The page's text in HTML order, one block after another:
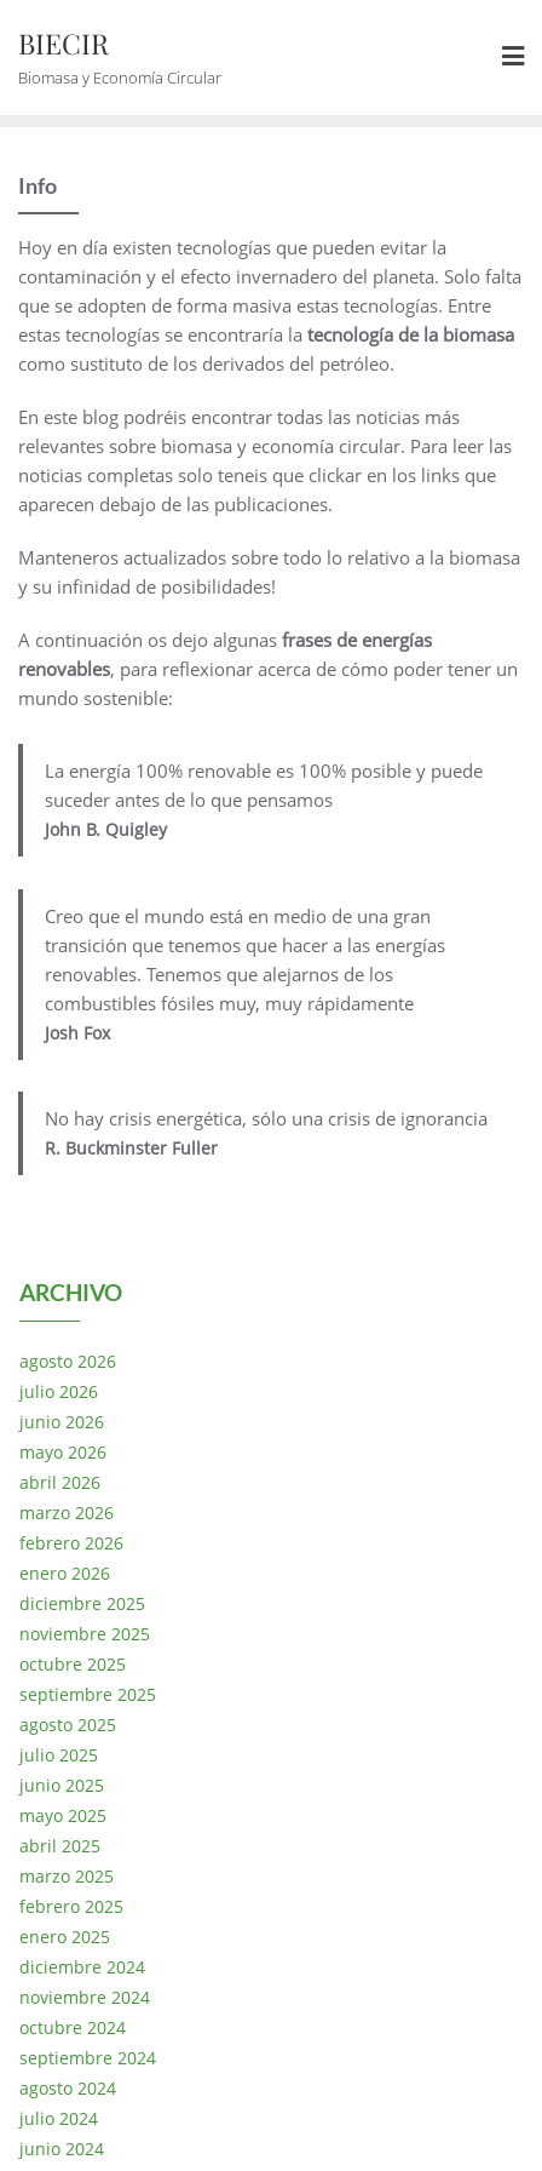
BIECIR
Biomasa y Economía Circular
Info
Hoy en día existen tecnologías que pueden evitar la
contaminación y el efecto invernadero del planeta. Solo falta
que se adopten de forma masiva estas tecnologías. Entre
estas tecnologías se encontraría la tecnología de la biomasa
como sustituto de los derivados del petróleo.
En este blog podréis encontrar todas las noticias más
relevantes sobre biomasa y economía circular. Para leer las
noticias completas solo teneis que clickar en los links que
aparecen debajo de las publicaciones.
Manteneros actualizados sobre todo lo relativo a la biomasa
y su infinidad de posibilidades!
A continuación os dejo algunas frases de energías
renovables, para reflexionar acerca de cómo poder tener un
mundo sostenible:
La energía 100% renovable es 100% posible y puede
suceder antes de lo que pensamos
John B. Quigley
Creo que el mundo está en medio de una gran
transición que tenemos que hacer a las energías
renovables. Tenemos que alejarnos de los
combustibles fósiles muy, muy rápidamente
Josh Fox
No hay crisis energética, sólo una crisis de ignorancia
R. Buckminster Fuller
ARCHIVO
agosto 2026
julio 2026
junio 2026
mayo 2026
abril 2026
marzo 2026
febrero 2026
enero 2026
diciembre 2025
noviembre 2025
octubre 2025
septiembre 2025
agosto 2025
julio 2025
junio 2025
mayo 2025
abril 2025
marzo 2025
febrero 2025
enero 2025
diciembre 2024
noviembre 2024
octubre 2024
septiembre 2024
agosto 2024
julio 2024
junio 2024